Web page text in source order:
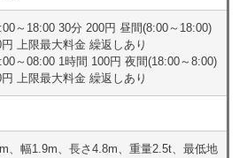
～18:00 30分 200円 昼間(8:00～18:00)
上限最大料金 繰返しあり
～08:00 1時間 100円 夜間(18:00～8:00)
上限最大料金 繰返しあり
、幅1.9m、長さ4.8m、重量2.5t、最低地